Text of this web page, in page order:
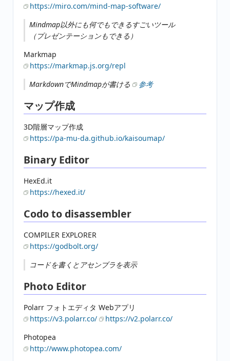
https://miro.com/mind-map-software/
Mindmap以外にも何でもできるすごいツール
（プレゼンテーションもできる）
Markmap
https://markmap.js.org/repl
MarkdownでMindmapが書ける
参考
マップ作成
3D階層マップ作成
https://pa-mu-da.github.io/kaisoumap/
Binary Editor
HexEd.it
https://hexed.it/
Codo to disassembler
COMPILER EXPLORER
https://godbolt.org/
コードを書くとアセンブラを表示
Photo Editor
Polarr フォトエディタ Webアプリ
https://v3.polarr.co/
https://v2.polarr.co/
Photopea
http://www.photopea.com/